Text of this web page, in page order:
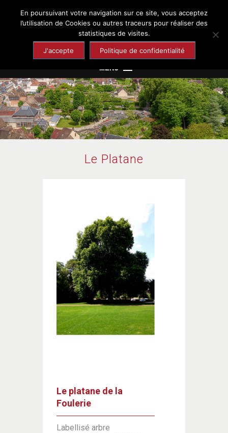
Chaumont-en-Vexin
Site officiel de la ville
MENU
Mairie
Cadre de vie
Enfance et Jeunesse
Le Platane
Le platane de la
Foulerie
Labellisé arbre
En poursuivant votre navigation sur ce site, vous acceptez
l’utilisation de Cookies ou autres traceurs pour réaliser des
statistiques de visites.
J'accepte Politique de confidentialité